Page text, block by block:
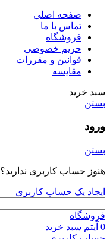
صفحه اصلی
تماس با ما
فروشگاه
حریم خصوصی
قوانین و مقررات
مقایسه
سبد خرید
بستن
ورود
بستن
هنوز حساب کاربری ندارید؟
ایجاد یک حساب کاربری
فروشگاه
0 آیتم سبد خرید